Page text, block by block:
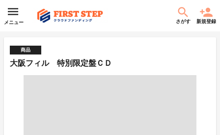
メニュー さがす 新規登録
商品
大阪フィル 特別限定盤ＣＤ